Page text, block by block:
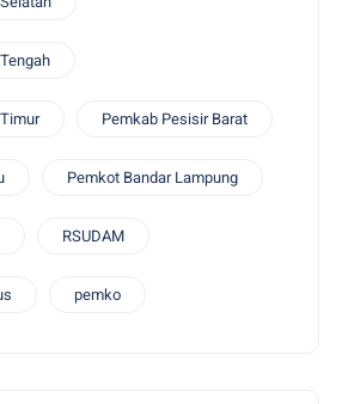
Pemkab Pesisir Barat
Pemkot Bandar Lampung
RSUDAM
pemko